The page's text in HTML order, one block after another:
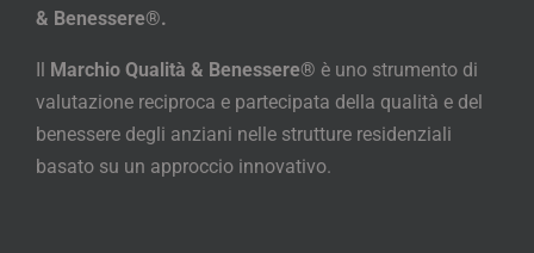
& Benessere®.
Marchio Qualità & Benessere® è uno strumento di
valutazione reciproca e partecipata della qualità e del
benessere degli anziani nelle strutture residenziali
basato su un approccio innovativo.